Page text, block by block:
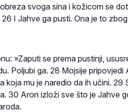
svoga sina i kožicom se
I Jahve ga pusti. Ona je to
»Zaputi se prema pustinji,
Poljubi ga. 28 Mojsije
koja mu je naredio da ih učini. 29
30 Aron izloži sve što je Jahve